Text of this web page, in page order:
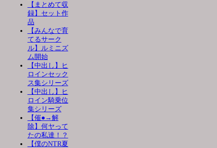
【まとめて収
録】セット作
品
【みんなで育
てるサーク
ル】ルミニズ
ム開始
【中出し】ヒ
ロインセック
ス集シリーズ
【中出し】ヒ
ロイン騎乗位
集シリーズ
【催●→解
除】何ヤって
たの私達！？
【僕のNTR夏